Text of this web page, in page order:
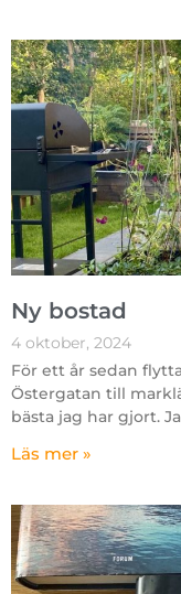
Ny bostad
4 oktober, 2024
För ett år sedan
Östergatan till
bästa jag har gjort.
Läs mer »